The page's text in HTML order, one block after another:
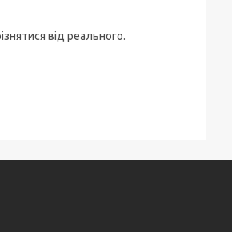
від реального.